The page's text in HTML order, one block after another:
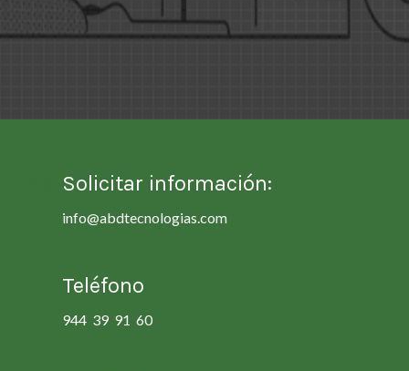
Solicitar información:
info@abdtecnologias.com
Teléfono
944 39 91 60